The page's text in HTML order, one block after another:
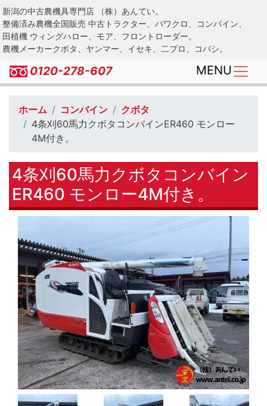
Skip
to
main
content
新潟の中古農機具専門店 （株）あんてい。
整備済み農機全国販売 中古トラクター、パワクロ、コンバイン、
田植機 ウィングハロー、モア、フロントローダー。
農機メーカークボタ、ヤンマー、イセキ、二プロ、コバシ。
0120-278-607 MENU
ホーム コンバイン
クボタ
4条刈60馬力クボタコンバインER460 モンロー
4M付き。
4条刈60馬力クボタコンバイン
ER460 モンロー4M付き。